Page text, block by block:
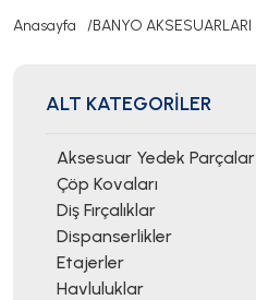
Anasayfa BANYO AKSESUARLARI
ALT KATEGORİLER
Aksesuar Yedek Parçalar
Çöp Kovaları
Diş Fırçalıklar
Dispanserlikler
Etajerler
Havluluklar